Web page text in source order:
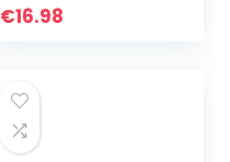
bladbescherming,
€16.98